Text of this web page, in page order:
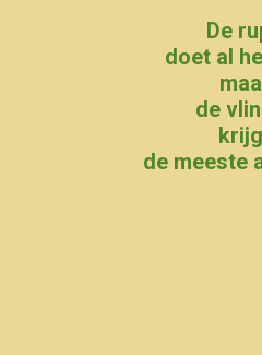
De
doet al
de
de meeste